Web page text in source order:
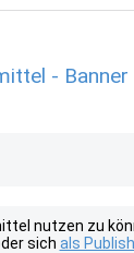
-
nutzen zu
sich als